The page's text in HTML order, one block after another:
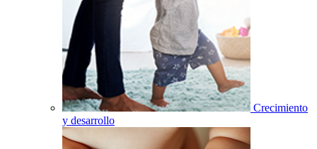
Crecimiento
y desarrollo